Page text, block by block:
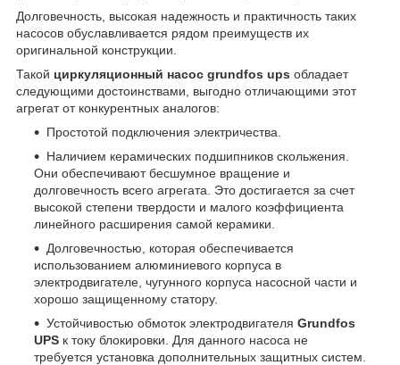
Долговечность, высокая надежность и практичность таких
насосов обуславливается рядом преимуществ их
оригинальной конструкции.
Такой циркуляционный насос grundfos ups обладает
следующими достоинствами, выгодно отличающими этот
агрегат от конкурентных аналогов:
Простотой подключения электричества.
Наличием керамических подшипников скольжения.
Они обеспечивают бесшумное вращение и
долговечность всего агрегата. Это достигается за счет
высокой степени твердости и малого коэффициента
линейного расширения самой керамики.
Долговечностью, которая обеспечивается
использованием алюминиевого корпуса в
электродвигателе, чугунного корпуса насосной части и
хорошо защищенному статору.
Устойчивостью обмоток электродвигателя Grundfos
UPS к току блокировки. Для данного насоса не
требуется установка дополнительных защитных систем.